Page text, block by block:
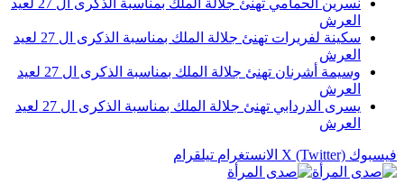
العرش
سكينة لفريرات تهنئ جلالة الملك بمناسبة الذكرى ال 27 لعيد
العرش
وسيمة أشرنان تهنئ جلالة الملك بمناسبة الذكرى ال 27 لعيد
العرش
يسرى الدردابي تهنئ جلالة الملك بمناسبة الذكرى ال 27 لعيد
العرش
فيسبوك X (Twitter) الانستغرام تيلقرام